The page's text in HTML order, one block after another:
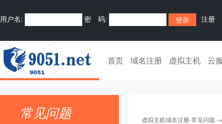
用户名: 密 码: 注册
首页 域名注册 虚拟主机 云
常见问题 虚拟主机域名注册-常见问题